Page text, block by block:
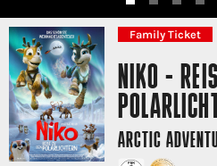
Family Ticket
NIKO -
ARCTIC